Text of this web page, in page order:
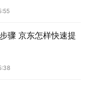
骤 京东怎样快速提